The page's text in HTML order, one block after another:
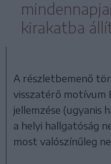
kirakatba
A részletbemenő
visszatérő motívum
jellemzése (ugyanis
a helyi hallgatóság
most valószínűleg